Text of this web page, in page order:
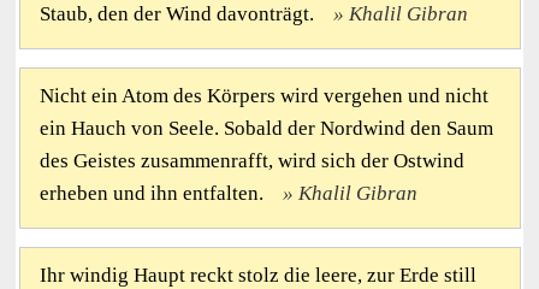
Staub, den der Wind davonträgt.
Khalil Gibran
Nicht ein Atom des Körpers wird vergehen und nicht
ein Hauch von Seele. Sobald der Nordwind den Saum
des Geistes zusammenrafft, wird sich der Ostwind
erheben und ihn entfalten.
Khalil Gibran
Ihr windig Haupt reckt stolz die leere, zur Erde still